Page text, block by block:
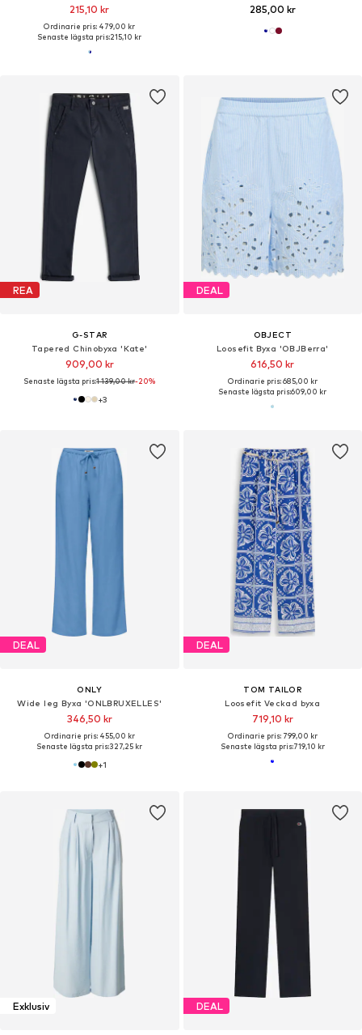
215,10 kr
Ordinarie pris: 479,00 kr
Senaste lägsta pris:215,10 kr
285,00 kr
REA
G-STAR
Tapered Chinobyxa 'Kate'
909,00 kr
Senaste lägsta pris:1 139,00 kr-20%
+3
DEAL
OBJECT
Loosefit Byxa 'OBJBerra'
616,50 kr
Ordinarie pris: 685,00 kr
Senaste lägsta pris:609,00 kr
DEAL
ONLY
Wide leg Byxa 'ONLBRUXELLES'
346,50 kr
Ordinarie pris: 455,00 kr
Senaste lägsta pris:327,25 kr
+1
DEAL
TOM TAILOR
Loosefit Veckad byxa
719,10 kr
Ordinarie pris: 799,00 kr
Senaste lägsta pris:719,10 kr
Exklusiv DEAL